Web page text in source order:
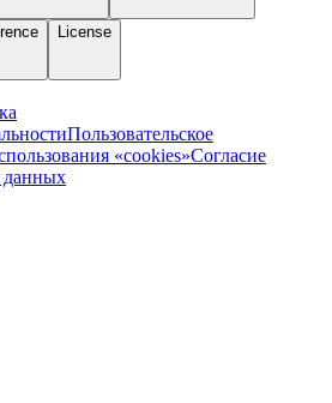
License
Пользовательское
«cookies»Согласие
данных